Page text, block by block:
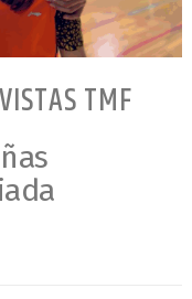
TMF